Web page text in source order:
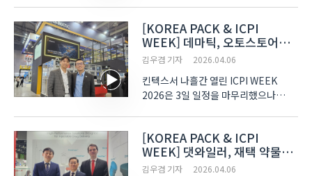
(KINTEX)에서 개최된 ‘ICPI WEEK
2026(국제포장기자재전·물류산업전)’
현장에서 하이퍼립(HYPERL..
[KOREA PACK & ICPI
WEEK] 데마틱, 오토스토어로
고밀도 물류 자동화 시장 재편
김우겸 기자 2026.04.06
킨텍스서 나흘간 열린 ICPI WEEK
2026은 3일 일정을 마무리했으나
(AutoStore)를 활용한 물류 효율화
전략을 수립하며 국내 시장 확장 발판을
다졌다. 2022년부터 ..
[KOREA PACK & ICPI
WEEK] 댓와일러, 재택 약물
전달 및 PFAS 규제 전략 제시
김우겸 기자 2026.04.06